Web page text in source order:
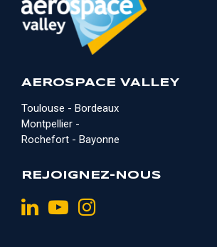
AEROSPACE VALLEY
Toulouse - Bordeaux
Montpellier -
Rochefort - Bayonne
REJOIGNEZ-NOUS